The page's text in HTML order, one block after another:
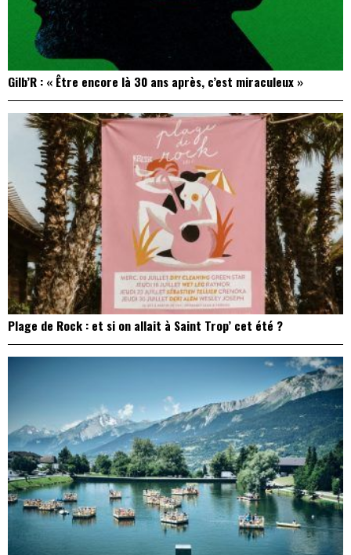
Gilb’R : « Être encore là 30 ans après, c’est miraculeux »
Plage de Rock : et si on allait à Saint Trop’ cet été ?